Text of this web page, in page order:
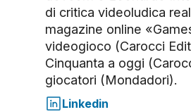
di critica videoludica
magazine online
videogioco (Carocci
Cinquanta a oggi
giocatori (Mondadori).
Linkedin